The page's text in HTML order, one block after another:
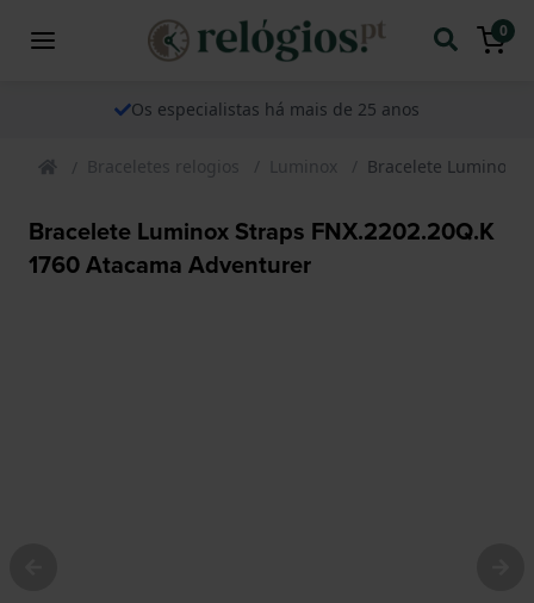
0
Os especialistas há mais de 25 anos
Braceletes relogios Luminox Bracelete Luminox
Bracelete Luminox Straps FNX.2202.20Q.K
1760 Atacama Adventurer